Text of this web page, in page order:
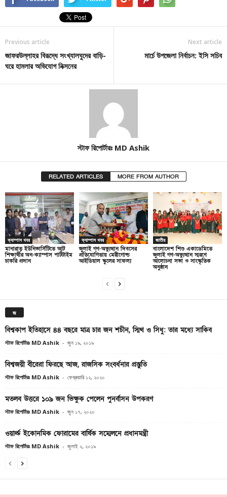
Previous article
জাফরউল্লাহর বিরূদ্ধে সংখ্যালঘুদের বাড়ি-
ঘরে হামলার অভিযোগ নিক্সনের
Next article
মার্চে উপজেলা নির্বাচন: ইসি সচিব
স্টাফ রিপোর্টারঃ MD Ashik
RELATED ARTICLES MORE FROM AUTHOR
ক্যাম্পাস খবর
মানারাত ইউনিভার্সিটিতে আট
শিক্ষার্থীর অন-ক্যাম্পাস পার্টটাইম
চাকরি প্রদান
ক্যাম্পাস খবর
জুলাই গণ-অভ্যুত্থান দিবসের
প্রতিযোগিতায় মেরীগোল্ড
আইডিয়াল স্কুলের সাফল্য
জাতীয়
বাংলাদেশ শিশু একাডেমিতে
জুলাই গণ-অভ্যুত্থান স্মরণে
আলোচনা সভা ও সাংস্কৃতিক
অনুষ্ঠান
জ
বিশ্বকাপ ইতিহাসে ৪৪ বছরে মাত্র চার জন শচীন, স্মিথ ও সিধু: তার মধ্যে সাকিব
স্টাফ রিপোর্টারঃ MD Ashik - জুন ১৯, ২০১৯
বিশ্বজয়ী বীরেরা ফিরছে আজ, রাজসিক সংবর্ধনার প্রস্তুতি
স্টাফ রিপোর্টারঃ MD Ashik - ফেব্রুয়ারি ১২, ২০২০
মতলব উত্তরে ১০৯ জন ভিক্ষুক পেলেন পুনর্বাসন উপকরণ
স্টাফ রিপোর্টারঃ MD Ashik - জুন ১৭, ২০২০
ওয়ার্ল্ড ইকোনমিক ফোরামের বার্ষিক সম্মেলনে প্রধানমন্ত্রী
স্টাফ রিপোর্টারঃ MD Ashik - জুলাই ২, ২০১৯